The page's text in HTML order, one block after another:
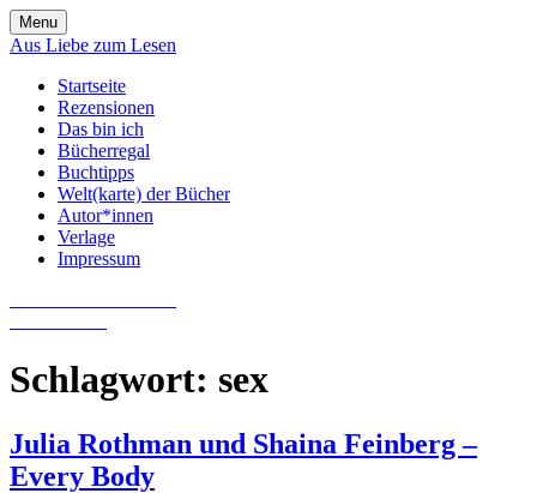
Skip
to
Menu
Aus Liebe zum Lesen
Startseite
Rezensionen
Das bin ich
Bücherregal
Buchtipps
Welt(karte) der Bücher
Autor*innen
Verlage
Impressum
Schlagwort: sex
Julia Rothman und Shaina Feinberg –
Every Body